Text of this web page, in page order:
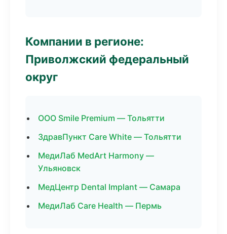
Компании в регионе:
Приволжский федеральный
округ
ООО Smile Premium — Тольятти
ЗдравПункт Care White — Тольятти
МедиЛаб MedArt Harmony —
Ульяновск
МедЦентр Dental Implant — Самара
МедиЛаб Care Health — Пермь